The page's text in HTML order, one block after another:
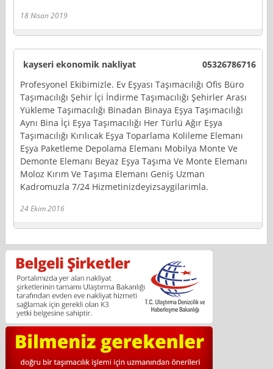
18 Nisan 2019
kayseri ekonomik nakliyat
05326786716
Profesyonel Ekibimizle. Ev Eşyası Taşımacılığı Ofis Büro
Taşımacılığı Şehir İçi İndirme Taşımacılığı Şehirler Arası
Yükleme Taşımacılığı Binadan Binaya Eşya Taşımacılığı
Aynı Bina İçi Eşya Taşımacılığı Her Türlü Ağır Eşya
Taşımacılığı Kırılıcak Eşya Toparlama Kolileme Elemanı
Eşya Paketleme Depolama Elemanı Mobilya Monte Ve
Demonte Elemanı Beyaz Eşya Taşıma Ve Monte Elemanı
Moloz Kırım Ve Taşıma Elemanı Geniş Uzman
Kadromuzla 7/24 Hizmetinizdeyizsaygilarimla.
24 Ekim 2016